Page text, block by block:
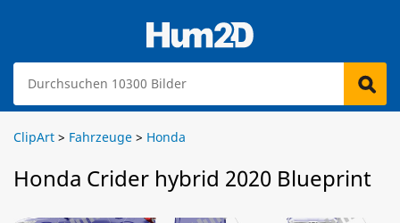
ClipArt > Fahrzeuge > Honda
Honda Crider hybrid 2020 Blueprint